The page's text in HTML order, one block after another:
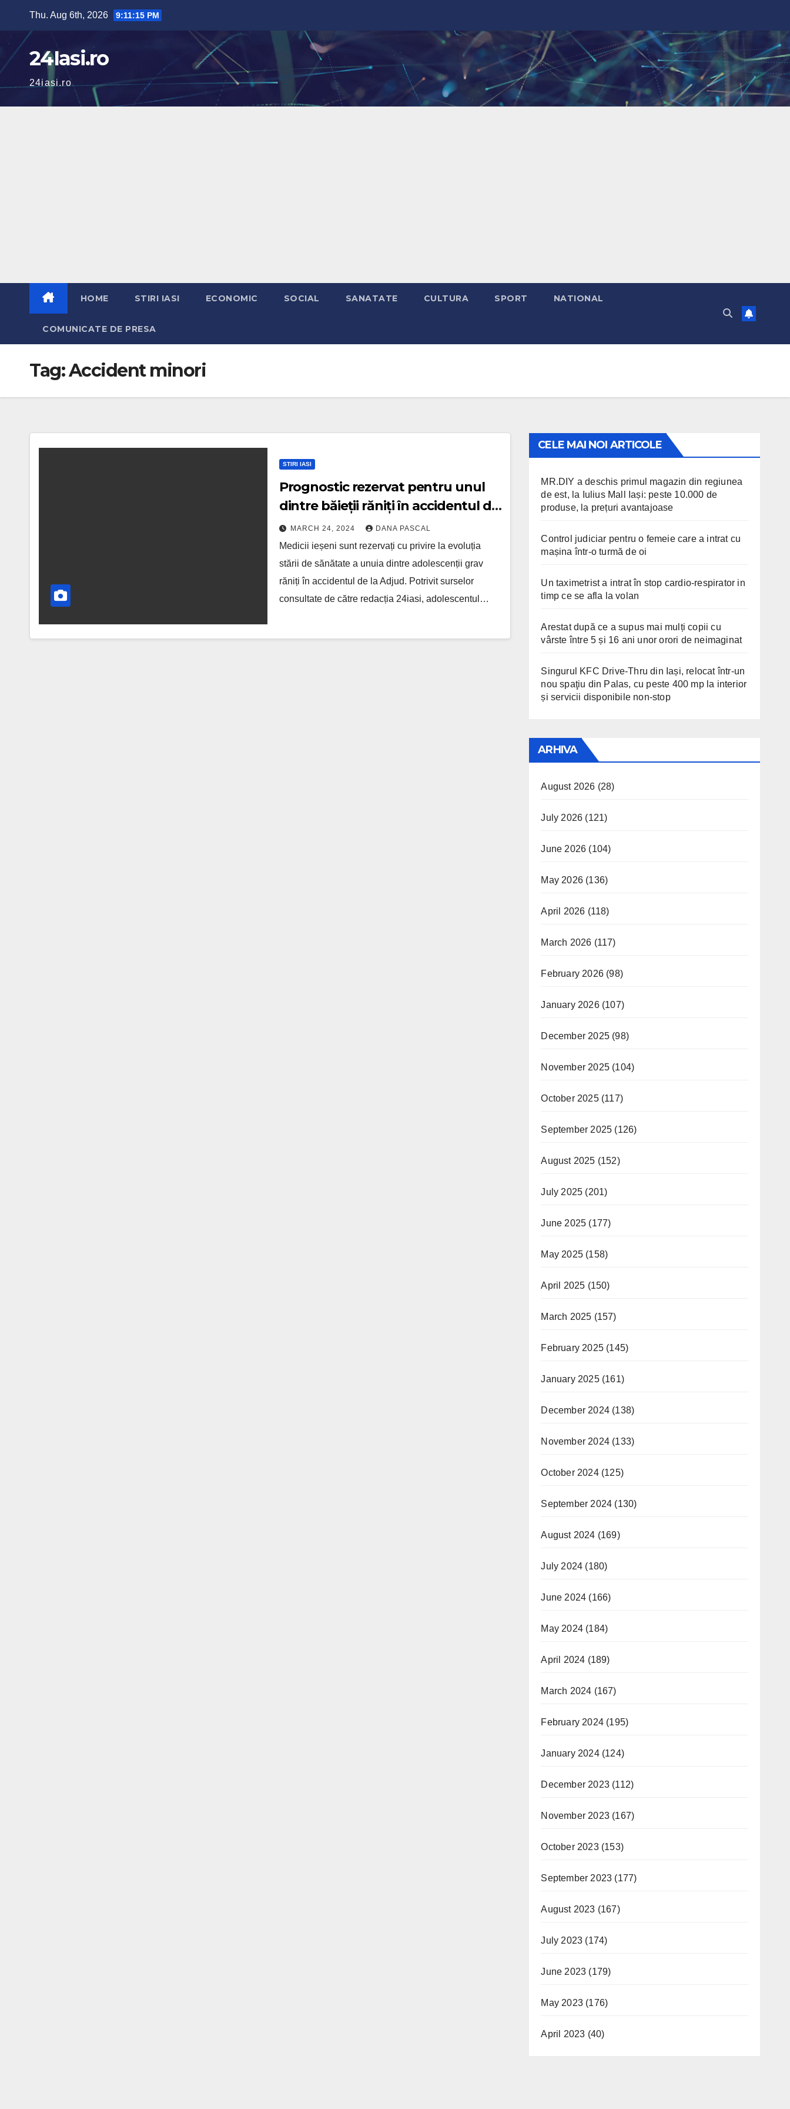
content
Thu. Aug 6th, 2026 9:11:16 PM
24Iasi.ro
24iasi.ro
HOME STIRI IASI ECONOMIC SOCIAL SANATATE CULTURA SPORT NATIONAL
COMUNICATE DE PRESA
Tag:Accident minori
STIRI IASI
Prognostic rezervat pentru unul
dintre băieții răniți în accidentul de
la Adjud. Medicii ieșeni fac tot ce le
stă în putință pentru a-l salva
MARCH 24, 2024 DANA PASCAL
Medicii ieșeni sunt rezervați cu privire la evoluția
stării de sănătate a unuia dintre adolescenții grav
răniți în accidentul de la Adjud. Potrivit surselor
consultate de către redacția 24iasi, adolescentul…
CELE MAI NOI ARTICOLE
MR.DIY a deschis primul magazin din regiunea
de est, la Iulius Mall Iași: peste 10.000 de
produse, la prețuri avantajoase
Control judiciar pentru o femeie care a intrat cu
mașina într-o turmă de oi
Un taximetrist a intrat în stop cardio-respirator in
timp ce se afla la volan
Arestat după ce a supus mai mulți copii cu
vârste între 5 și 16 ani unor orori de neimaginat
Singurul KFC Drive-Thru din Iași, relocat într-un
nou spaţiu din Palas, cu peste 400 mp la interior
și servicii disponibile non-stop
ARHIVA
August 2026 (28)
July 2026 (121)
June 2026 (104)
May 2026(136)
April 2026 (118)
March 2026 (117)
February 2026(98)
January 2026(107)
December 2025(98)
November 2025(104)
October 2025(117)
September 2025 (126)
August 2025 (152)
July 2025 (201)
June 2025 (177)
May 2025(158)
April 2025 (150)
March 2025 (157)
February 2025(145)
January 2025(161)
December 2024(138)
November 2024(133)
October 2024(125)
September 2024 (130)
August 2024 (169)
July 2024 (180)
June 2024 (166)
May 2024(184)
April 2024 (189)
March 2024 (167)
February 2024(195)
January 2024(124)
December 2023(112)
November 2023(167)
October 2023(153)
September 2023 (177)
August 2023 (167)
July 2023 (174)
June 2023 (179)
May 2023(176)
April 2023 (40)